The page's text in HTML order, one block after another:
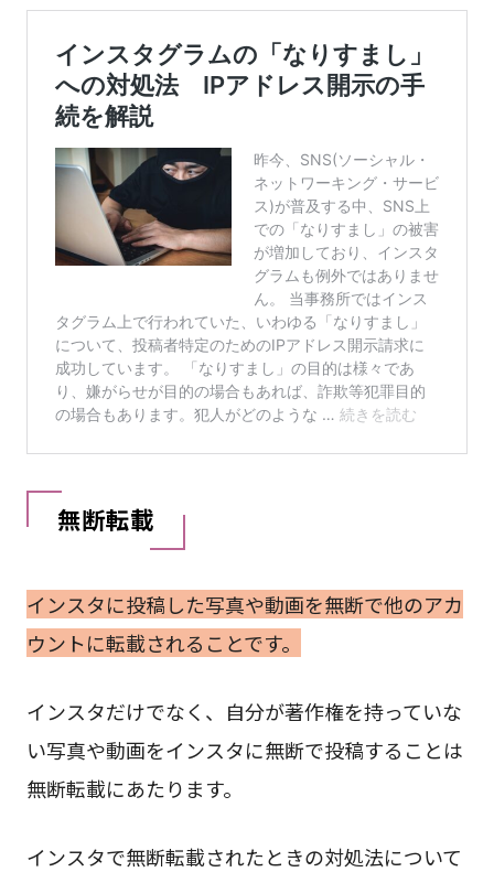
無断転載
インスタに投稿した写真や動画を無断で他のアカ
ウントに転載されることです。
インスタだけでなく、自分が著作権を持っていな
い写真や動画をインスタに無断で投稿することは
無断転載にあたります。
インスタで無断転載されたときの対処法について